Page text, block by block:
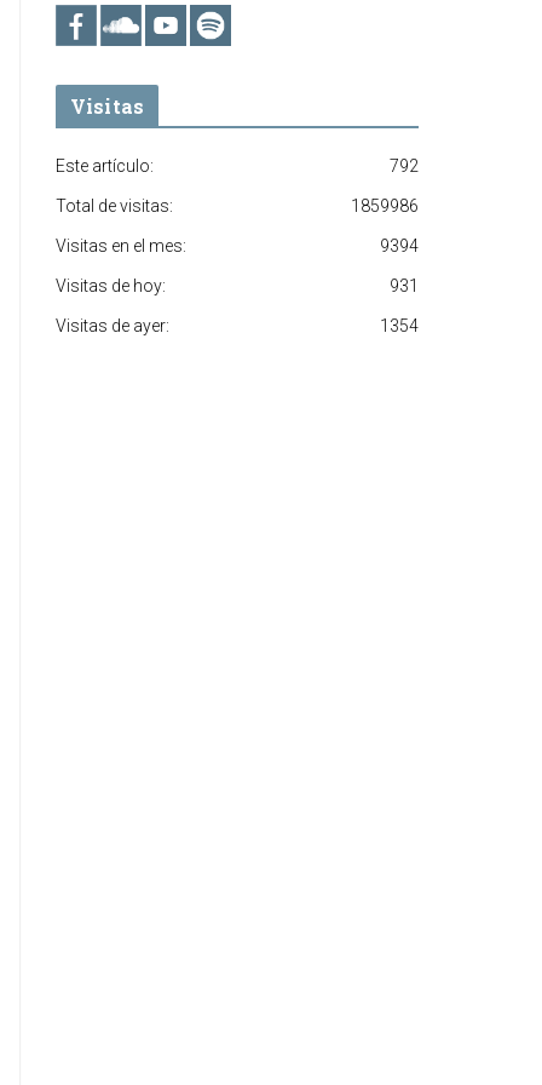
Visitas
792
Este artículo:
1859986
Total de visitas:
9394
Visitas en el mes:
931
Visitas de hoy:
1354
Visitas de ayer: